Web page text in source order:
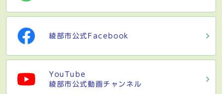
綾部市公式Facebook
YouTube
綾部市公式動画チャンネル